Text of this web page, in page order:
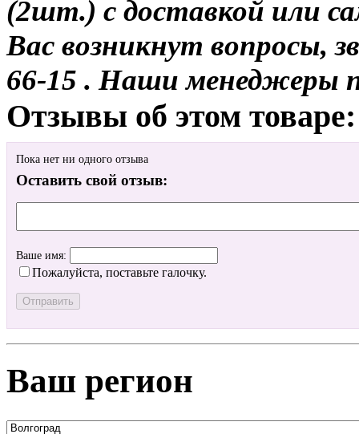
(2шт.) с доставкой или
Вас возникнут вопросы,
66-15 . Наши менеджеры
Отзывы об этом товаре:
Пока нет ни одного отзыва
Оставить свой отзыв:
Ваше имя:
Пожалуйста, поставьте галочку.
Ваш регион